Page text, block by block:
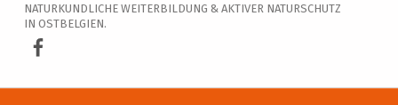
NATURKUNDLICHE WEITERBILDUNG & AKTIVER NATURSCHUTZ
IN OSTBELGIEN.
AVES Ostkantone bei Facebook